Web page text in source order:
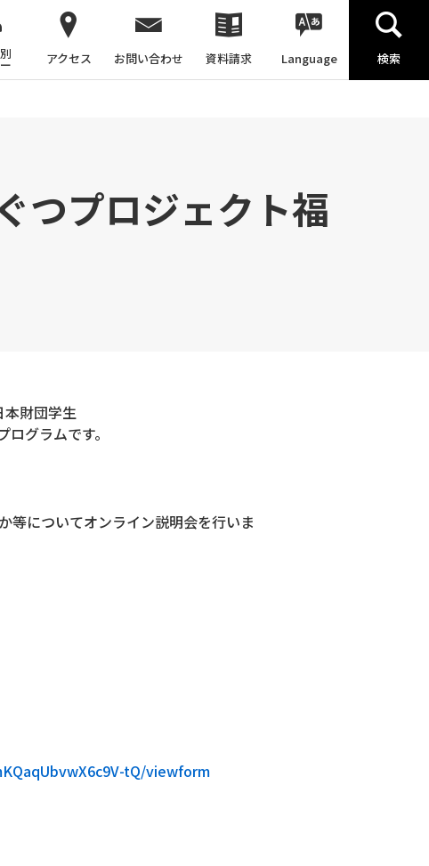
アクセス お問い合わせ 資料請求 Language 検索
つプロジェクト福
本財団学生
グラムです。
等についてオンライン説明会を行いま
tQ/viewform